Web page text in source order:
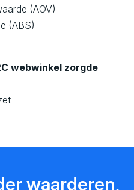
(AOV)
(ABS)
webwinkel zorgde
waarderen,